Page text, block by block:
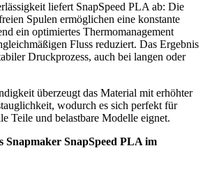
liefert SnapSpeed PLA ab: Die
Spulen ermöglichen eine konstante
ein optimiertes Thermomanagement
Fluss reduziert. Das Ergebnis
Druckprozess, auch bei langen oder
überzeugt das Material mit erhöhter
wodurch es sich perfekt für
Teile und belastbare Modelle eignet.
Snapmaker SnapSpeed PLA im